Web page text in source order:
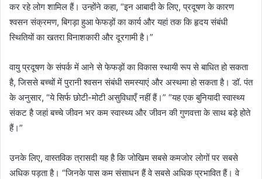
कर रहे लोग शामिल हैं। उन्होंने कहा, “इन आबादी के लिए, प्रदूषण के कारण
श्वसन संक्रमण, बिगड़ा हुआ फेफड़ों का कार्य और यहां तक ​​कि हृदय संबंधी
स्थितियों का खतरा विनाशकारी और दूरगामी है।”
वायु प्रदूषण के संपर्क में आने से फेफड़ों का विकास स्थायी रूप से बाधित हो सकता
है, जिससे बच्चों में पुरानी श्वसन संबंधी समस्याएं और अस्थमा हो सकता है। डॉ. पंत
के अनुसार, “ये सिर्फ छोटी-मोटी असुविधाएँ नहीं हैं।” “यह एक बुनियादी स्वास्थ्य
संकट है जहां बच्चे जीवन भर कम स्वास्थ्य और जीवन की गुणवत्ता के साथ बड़े होते
हैं।”
उनके लिए, वास्तविक त्रासदी यह है कि जोखिम सबसे कमजोर लोगों पर सबसे
अधिक पड़ता है। “जिनके पास कम संसाधन हैं वे सबसे अधिक प्रभावित हैं। वे